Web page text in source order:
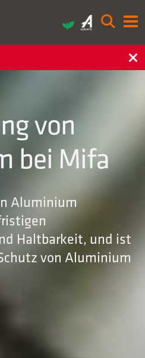
von
bei Mifa
Aluminium
Haltbarkeit, und ist
von Aluminium